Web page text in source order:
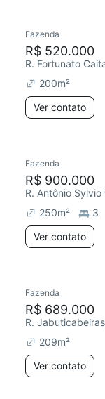
Chegou este mês
Fazenda
R$ 520.000
R. Fortunato
200m²
Ver contato
Fazenda
R$ 900.000
R. Antônio
250m² 3
Ver contato
Fazenda
R$ 689.000
R.
209m²
Ver contato